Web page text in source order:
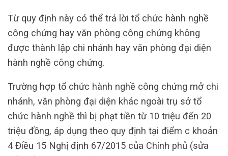
Từ quy định này có thể trả lời tổ chức hành nghề
công chứng hay văn phòng công chứng không
được thành lập chi nhánh hay văn phòng đại diện
hành nghề công chứng.
Trường hợp tổ chức hành nghề công chứng mở chi
nhánh, văn phòng đại diện khác ngoài trụ sở tổ
chức hành nghề thì bị phạt tiền từ 10 triệu đến 20
triệu đồng, áp dụng theo quy định tại điểm c khoản
4 Điều 15 Nghị định 67/2015 của Chính phủ (sửa